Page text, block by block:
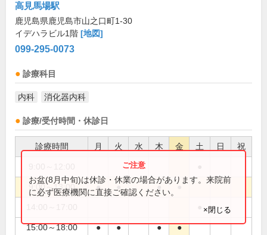
高見馬場駅
鹿児島県鹿児島市山之口町1-30
イデハラビル1階 [地図]
099-295-0073
診療科目
内科 消化器内科
診療/受付時間・休診日
診療時間 月 火 水 木 金 土 日 祝
9:00～13:00 ● ● ● ●
15:00～18:00 ● ● ● ●
お盆(8月中旬)は休診・休業の場合があります。来院前
に必ず医療機関に直接ご確認ください。
×閉じる